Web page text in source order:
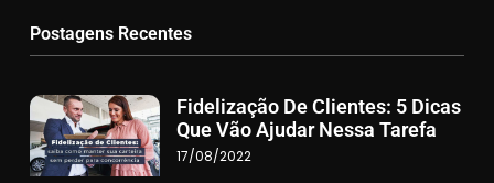
Postagens Recentes
Fidelização De Clientes: 5 Dicas
Que Vão Ajudar Nessa Tarefa
17/08/2022